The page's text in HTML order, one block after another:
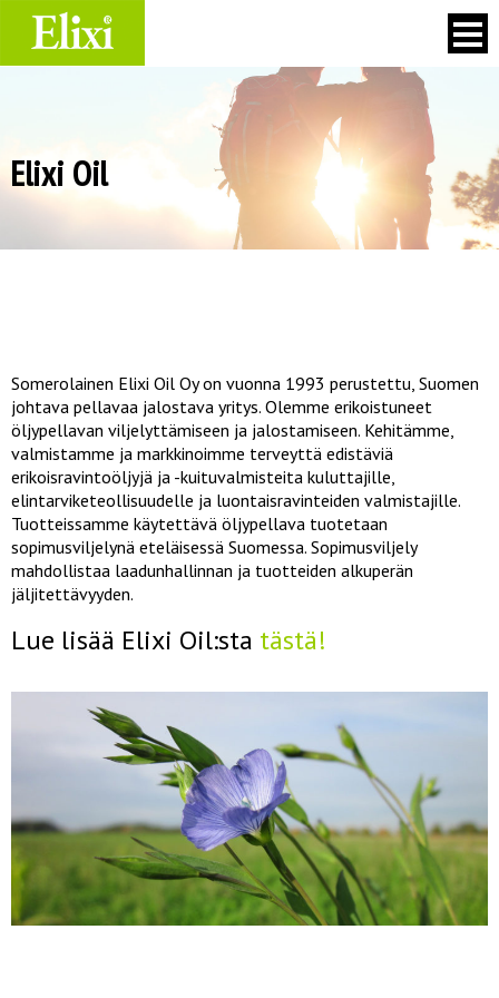
content
Elixi Oil
Somerolainen Elixi Oil Oy on vuonna 1993 perustettu, Suomen
johtava pellavaa jalostava yritys. Olemme erikoistuneet
öljypellavan viljelyttämiseen ja jalostamiseen. Kehitämme,
valmistamme ja markkinoimme terveyttä edistäviä
erikoisravintoöljyjä ja -kuituvalmisteita kuluttajille,
elintarviketeollisuudelle ja luontaisravinteiden valmistajille.
Tuotteissamme käytettävä öljypellava tuotetaan
sopimusviljelynä eteläisessä Suomessa. Sopimusviljely
mahdollistaa laadunhallinnan ja tuotteiden alkuperän
jäljitettävyyden.
Lue lisää Elixi Oil:sta tästä!